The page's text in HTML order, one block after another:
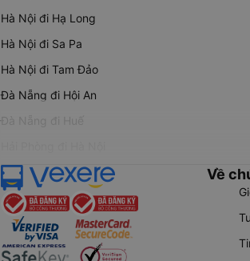
Hà Nội đi Hạ Long
Hà Nội đi Sa Pa
Hà Nội đi Tam Đảo
Đà Nẵng đi Hội An
Đà Nẵng đi Huế
Về